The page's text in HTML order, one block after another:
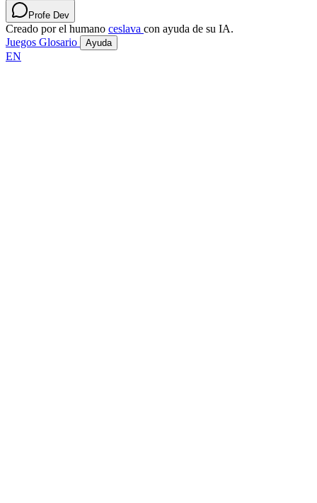
Profe Dev
Creado por el humano ceslava con ayuda de su IA.
Juegos Glosario Ayuda
EN